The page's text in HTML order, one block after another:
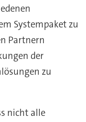
Systempaket zu
Partnern
der
zu
nicht alle